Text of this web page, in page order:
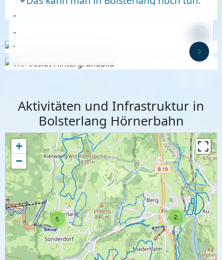
Anzeige
-
Anzeige
-
-
Aktivitäten und Infrastruktur in
Bolsterlang Hörnerbahn
2
5
+
−